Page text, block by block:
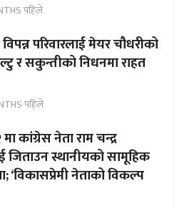
पहिले
परिवारलाई मेयर चौधरीको
र सकुन्तीको निधनमा राहत
पहिले
कांग्रेस नेता राम चन्द्र
जिताउन स्थानीयको सामूहिक
‘विकासप्रेमी नेताको विकल्प